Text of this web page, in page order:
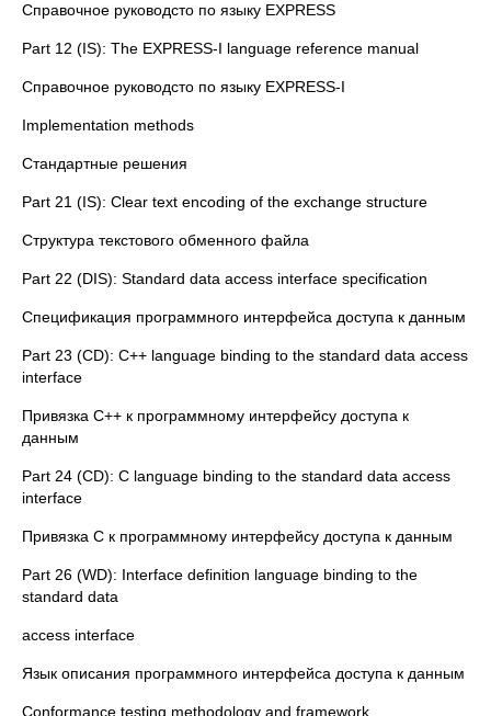
Справочное руководсто по языку EXPRESS
Part 12 (IS): The EXPRESS-I language reference manual
Справочное руководсто по языку EXPRESS-I
Implementation methods
Стандартные решения
Part 21 (IS): Clear text encoding of the exchange structure
Структура текстового обменного файла
Part 22 (DIS): Standard data access interface specification
Спецификация программного интерфейса доступа к данным
Part 23 (CD): C++ language binding to the standard data access
interface
Привязка C++ к программному интерфейсу доступа к
данным
Part 24 (CD): C language binding to the standard data access
interface
Привязка C к программному интерфейсу доступа к данным
Part 26 (WD): Interface definition language binding to the
standard data
access interface
Язык описания программного интерфейса доступа к данным
Conformance testing methodology and framework